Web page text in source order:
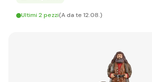
Ultimi 2 pezzi(A da te 12.08.)